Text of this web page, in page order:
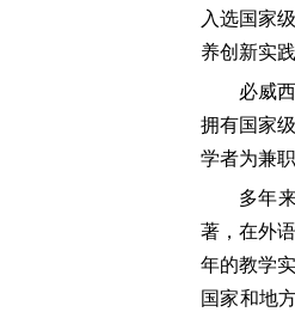
入选国家
养创新实
必威
拥有国家
学者为兼
多年
著，在外
年的教学
国家和地